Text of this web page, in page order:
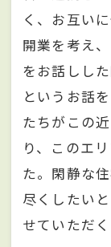
く、お互い
開業を考え
をお話しし
というお話
たちがこの
り、このエ
た。閑静な
尽くしたい
せていただ